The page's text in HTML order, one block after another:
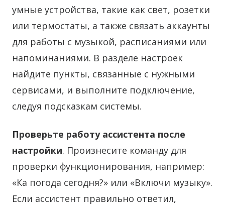
умные устройства, такие как свет, розетки
или термостаты, а также связать аккаунты
для работы с музыкой, расписаниями или
напоминаниями. В разделе настроек
найдите пункты, связанные с нужными
сервисами, и выполните подключение,
следуя подсказкам системы.
Проверьте работу ассистента после
настройки. Произнесите команду для
проверки функционирования, например:
«Ка погода сегодня?» или «Включи музыку».
Если ассистент правильно ответил,